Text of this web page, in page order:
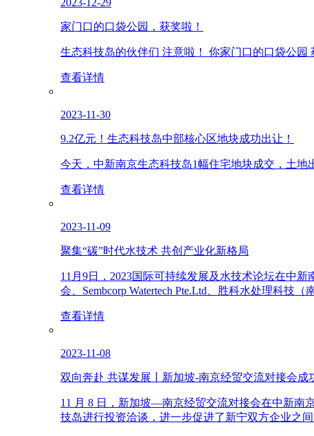
2023-12-29
家门口的口袋公园，获奖啦！
生态科技岛的伙伴们 注意啦！ 你家门口的口袋公园
查看详情
2023-11-30
9.2亿元！生态科技岛中部核心区地块成功出让！
今天，中新南京生态科技岛1幅住宅地块成交，土地
查看详情
2023-11-09
聚集“碳”时代水技术 共创产业化新格局
11月9日，2023国际可持续发展及水技术论坛在中
会、Sembcorp Watertech Pte.Ltd、胜科水处理科技
查看详情
2023-11-08
双向奔赴 共谋发展丨新加坡-南京经贸交流对接会成
11 月 8 日，新加坡—南京经贸交流对接会在中新南
技岛进行投资洽谈，进一步促进了新宁双方企业之间